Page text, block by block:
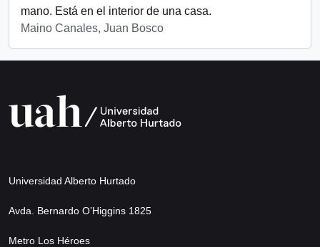
mano. Está en el interior de una casa.
Maino Canales, Juan Bosco
Universidad Alberto Hurtado
Avda. Bernardo O’Higgins 1825
Metro Los Héroes